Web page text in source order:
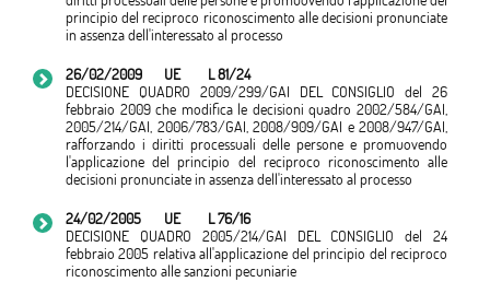
principio del reciproco riconoscimento alle decisioni pronunciate
in assenza dell'interessato al processo
26/02/2009
UE
L 81/24
DECISIONE QUADRO 2009/299/GAI DEL CONSIGLIO del 26
febbraio 2009 che modifica le decisioni quadro 2002/584/GAI,
2005/214/GAI, 2006/783/GAI, 2008/909/GAI e 2008/947/GAI,
rafforzando i diritti processuali delle persone e promuovendo
l'applicazione del principio del reciproco riconoscimento alle
decisioni pronunciate in assenza dell'interessato al processo
24/02/2005
UE
L 76/16
DECISIONE QUADRO 2005/214/GAI DEL CONSIGLIO del 24
febbraio 2005 relativa all'applicazione del principio del reciproco
riconoscimento alle sanzioni pecuniarie